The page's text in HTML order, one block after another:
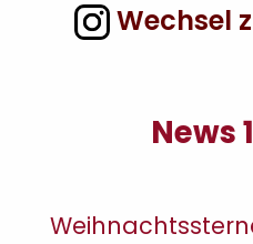
Wechsel
News